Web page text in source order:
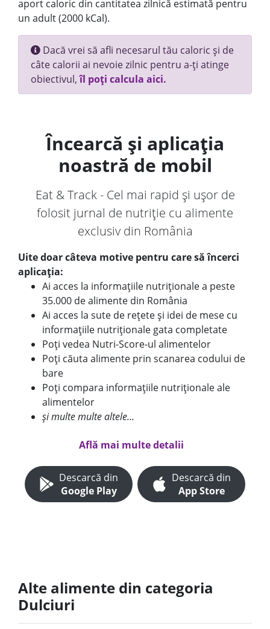
aport caloric din cantitatea zilnică estimată pentru
un adult (2000 kCal).
Dacă vrei să afli necesarul tău caloric și de
câte calorii ai nevoie zilnic pentru a-ți atinge
obiectivul,îl poți calcula aici.
Încearcă și aplicația
noastră de mobil
Eat & Track - Cel mai rapid și ușor de
folosit jurnal de nutriție cu alimente
exclusiv din România
Uite doar câteva motive pentru care să încerci
aplicația:
Ai acces la informațiile nutriționale a peste
35.000 de alimente din România
Ai acces la sute de rețete și idei de mese cu
informațiile nutriționale gata completate
Poți vedea Nutri-Score-ul alimentelor
Poți căuta alimente prin scanarea codului de
bare
Poți compara informațiile nutriționale ale
alimentelor
și multe multe altele...
Află mai multe detalii
Descarcă din
Google Play
Descarcă din
App Store
Alte alimente din categoria
Dulciuri